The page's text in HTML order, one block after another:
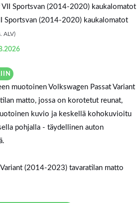
Sportsvan (2014-2020) kaukalomatot
ALV)
(2014-2023) tavaratilan matto